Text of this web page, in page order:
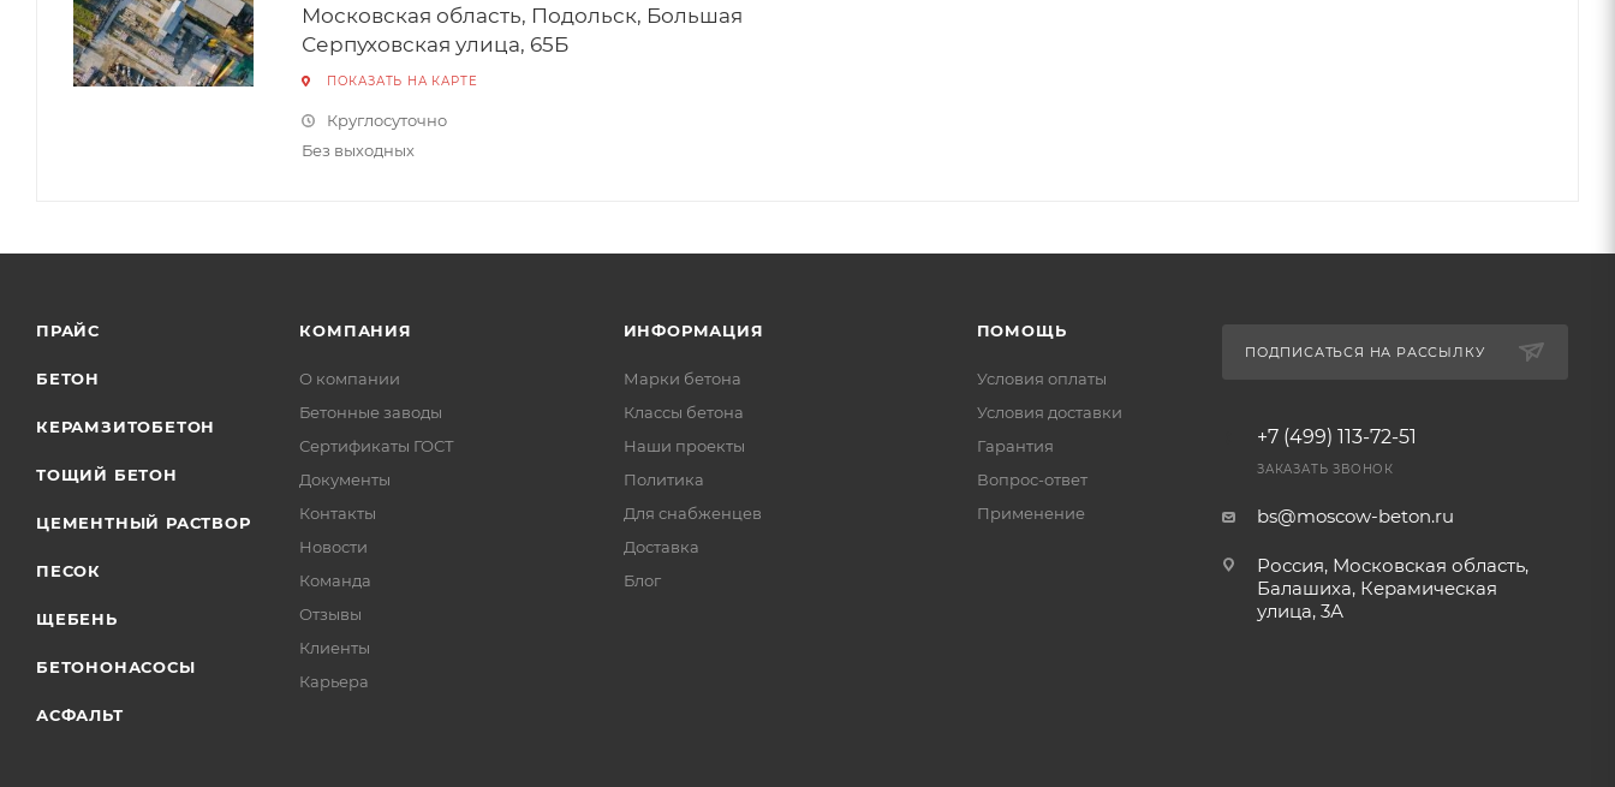
Московская область, Подольск, Большая
Серпуховская улица, 65Б
ПОКАЗАТЬ НА КАРТЕ
Круглосуточно
Без выходных
ПРАЙС
БЕТОН
КЕРАМЗИТОБЕТОН
ТОЩИЙ БЕТОН
ЦЕМЕНТНЫЙ РАСТВОР
ПЕСОК
ЩЕБЕНЬ
БЕТОНОНАСОСЫ
АСФАЛЬТ
КОМПАНИЯ
О компании
Бетонные заводы
Сертификаты ГОСТ
Документы
Контакты
Новости
Команда
Отзывы
Клиенты
Карьера
ИНФОРМАЦИЯ
Марки бетона
Классы бетона
Наши проекты
Политика
Для снабженцев
Доставка
Блог
ПОМОЩЬ
Условия оплаты
Условия доставки
Гарантия
Вопрос-ответ
Применение
ПОДПИСАТЬСЯ НА РАССЫЛКУ
+7 (499) 113-72-51
ЗАКАЗАТЬ ЗВОНОК
bs@moscow-beton.ru
Россия, Московская область,
Балашиха, Керамическая
улица, 3А